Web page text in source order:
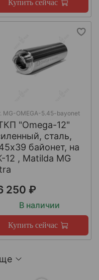
Купить сейчас
MG-OMEGA-5.45-bayonet
"Omega-12"
сталь,
байонет, на
12 , Matilda MG
250 ₽
В наличии
Купить сейчас